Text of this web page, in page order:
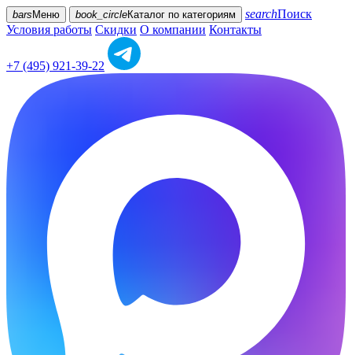
bars Меню book_circleКаталог по категориям searchПоиск
Условия работы Скидки О компании Контакты
+7 (495) 921-39-22